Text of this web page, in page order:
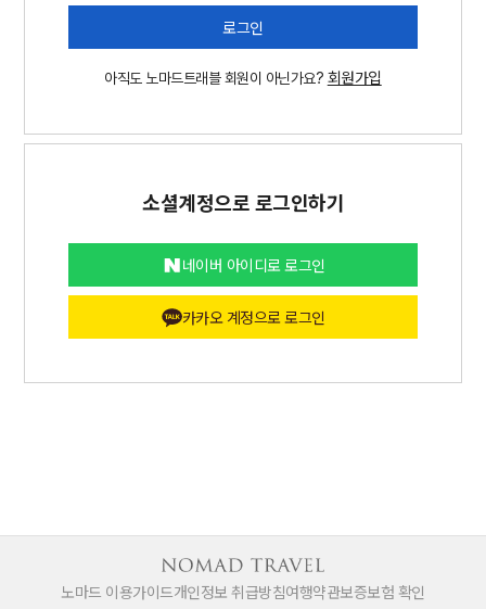
로그인
아직도 노마드트래블 회원이 아닌가요? 회원가입
소셜계정으로 로그인하기
네이버 아이디로 로그인
카카오 계정으로 로그인
노마드 이용가이드개인정보 취급방침여행약관보증보험 확인